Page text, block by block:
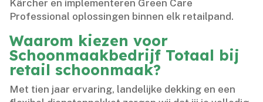
Kärcher en implementeren Green Care
Professional oplossingen binnen elk retailpand.​
Waarom kiezen voor
Schoonmaakbedrijf Totaal bij
retail schoonmaak?
Met tien jaar ervaring, landelijke dekking en een